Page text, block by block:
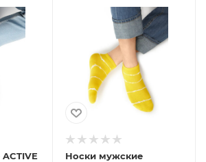
Носки мужские